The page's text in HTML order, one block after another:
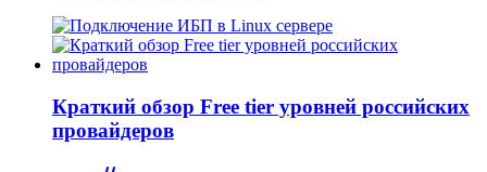
Краткий обзор Free tier уровней российских
провайдеров